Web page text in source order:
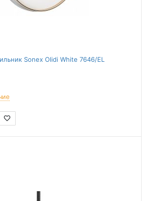
Sonex Olidi White 7646/EL